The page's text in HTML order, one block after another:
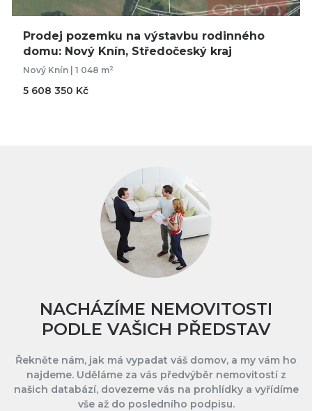
Prodej pozemku na výstavbu rodinného
domu: Nový Knín, Středočeský kraj
Nový Knín | 1 048 m2
5 608 350 Kč
NACHÁZÍME NEMOVITOSTI
PODLE VAŠICH PŘEDSTAV
Řekněte nám, jak má vypadat váš domov, a my vám ho
najdeme. Uděláme za vás předvýběr nemovitostí z
našich databází, dovezeme vás na prohlídky a vyřídíme
vše až do posledního podpisu.